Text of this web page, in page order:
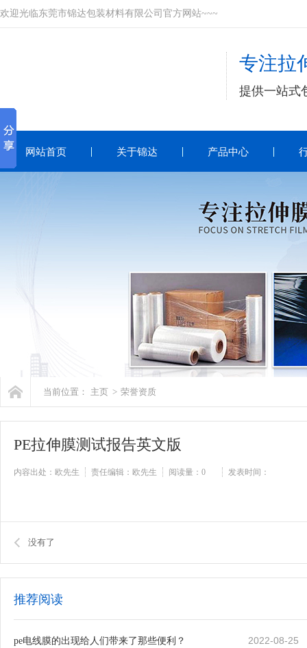
欢迎光临东莞市锦达包装材料有限公司官方网站~~~
专注拉
提供一站式
网站首页 关于锦达 产品中心
当前位置： 主页 > 荣誉资质
PE拉伸膜测试报告英文版
内容出处：欧先生 责任编辑：欧先生 阅读量： 0 发表时间：
没有了
推荐阅读
pe电线膜的出现给人们带来了那些便利？ 2022-08-25